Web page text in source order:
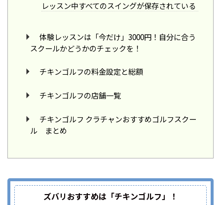
レッスン中すべてのスイングが保存されている
体験レッスンは「今だけ」3000円！自分に合う
スクールかどうかのチェックを！
チキンゴルフの料金設定と総額
チキンゴルフの店舗一覧
チキンゴルフ クラチャンおすすめゴルフスクー
ル まとめ
ズバリおすすめは「チキンゴルフ」！